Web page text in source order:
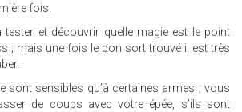
fois.
et découvrir quelle magie est le point
; mais une fois le bon sort trouvé il est très
sont sensibles qu’à certaines armes ; vous
de coups avec votre épée, s’ils sont